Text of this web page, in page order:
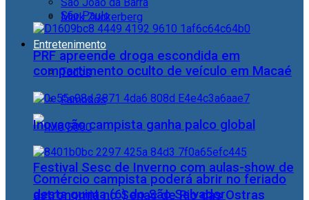
Mark Zuckerberg
Entretenimento
Todos
Famosos
Festival Sesc de Inverno com aulas-show de
astronomia no Senac de Rio das Ostras
São Paulo
PRF apreende droga escondida em
compartimento oculto de veículo em Macaé
Inovação campista ganha palco global
Comércio campista poderá abrir no feriado
desta quinta (6) do São Salvador